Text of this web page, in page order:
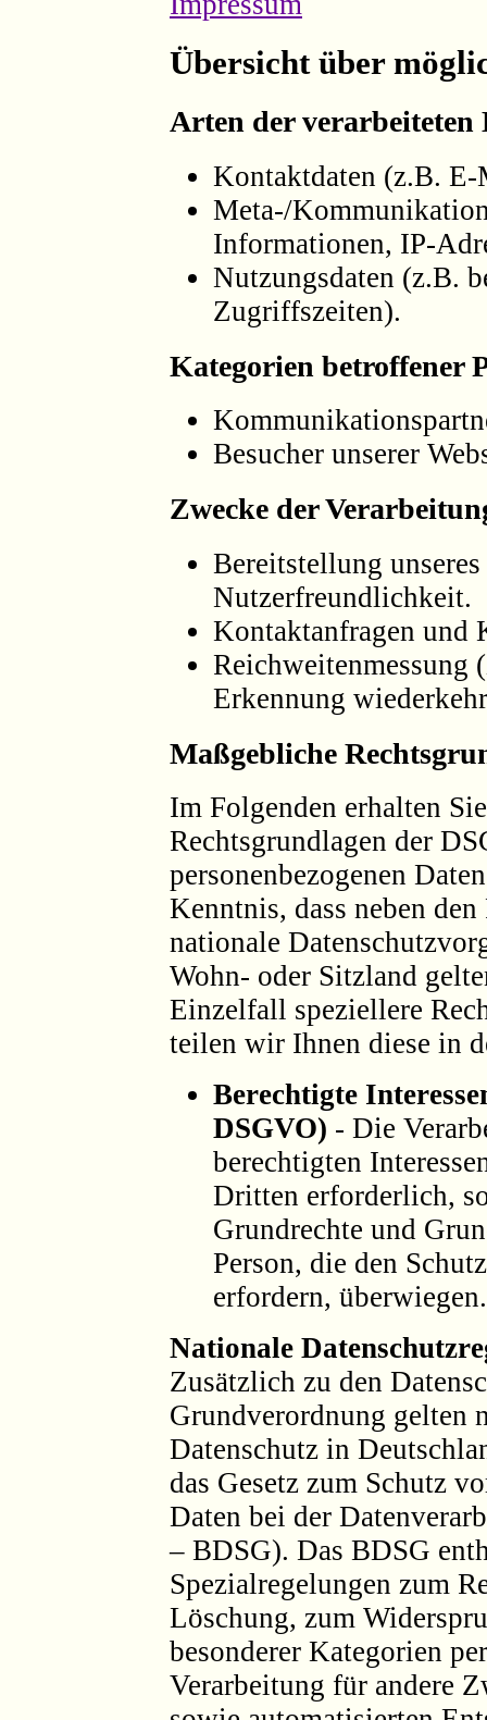
Übersicht über
Arten der verarbeiteten
Kontaktdaten (z.B.
Meta-/
Informationen, IP-
Nutzungsdaten (z.B.
Zugriffszeiten).
Kategorien betroffener
Besucher unserer
Zwecke der
Bereitstellung
Nutzerfreundlichkeit.
Kontaktanfragen und
Erkennung
Maßgebliche
Im Folgenden erhalten
Rechtsgrundlagen der
personenbezogenen
Kenntnis, dass neben
nationale
Wohn- oder Sitzland
Einzelfall speziellere
teilen wir Ihnen diese in
Berechtigte
DSGVO) - Die
berechtigten
Dritten erforderlich,
Grundrechte und
Person, die den
erfordern, überwiegen.
Nationale
Zusätzlich zu den
Grundverordnung gelten
Datenschutz in
das Gesetz zum Schutz
Daten bei der
– BDSG). Das BDSG
Spezialregelungen zum
Löschung, zum
besonderer Kategorien
Verarbeitung für andere